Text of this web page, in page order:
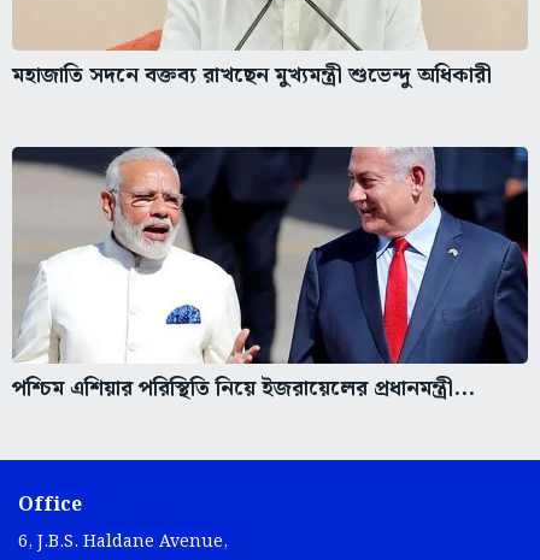
মহাজাতি সদনে বক্তব্য রাখছেন মুখ্যমন্ত্রী শুভেন্দু অধিকারী
পশ্চিম এশিয়ার পরিস্থিতি নিয়ে ইজরায়েলের প্রধানমন্ত্রী...
Office
6, J.B.S. Haldane Avenue,